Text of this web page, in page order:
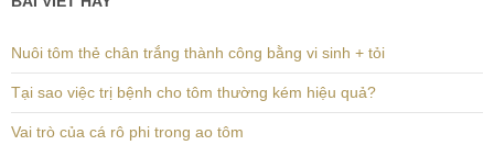
Nuôi tôm thẻ chân trắng thành công bằng vi sinh + tỏi
Tại sao việc trị bệnh cho tôm thường kém hiệu quả?
Vai trò của cá rô phi trong ao tôm